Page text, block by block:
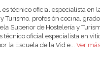
es técnico oficial especialista en
Turismo, profesión cocina,
Superior de Hostelería y
técnico oficial especialista en
la Escuela de la Vid e... Ver